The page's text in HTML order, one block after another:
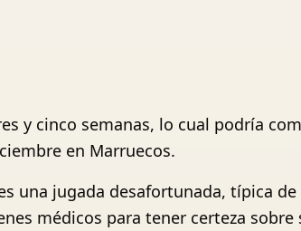
y cinco semanas, lo cual podría
en Marruecos.
una jugada desafortunada, típica
médicos para tener certeza sobre